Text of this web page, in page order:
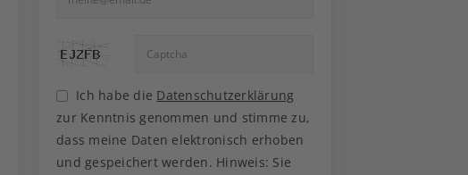
Ich habe die Datenschutzerklärung
zur Kenntnis genommen und stimme zu,
dass meine Daten elektronisch erhoben
und gespeichert werden. Hinweis: Sie